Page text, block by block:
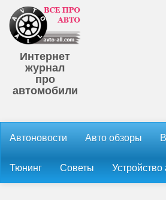
Интернет
журнал
про
автомобили
Автоновости Авто обзоры
Тюнинг Советы